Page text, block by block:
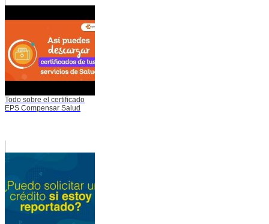
Todo sobre el certificado
EPS Compensar Salud